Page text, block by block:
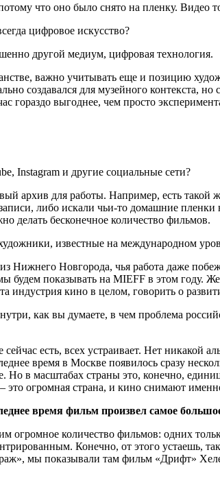
что оно было снято на пленку. Видео
цифровое искусство?
другой медиум, цифровая технология.
важно учитывать еще и позицию
создавался для музейного контекста,
гораздо выгоднее, чем просто
Instagram и другие социальные сети?
архив для работы. Например, есть такой
либо искали чьи-то домашние
делать бесконечное количество фильмов.
известные на международном
Нижнего Новгорода, чья работа даже
будем показывать на MIEFF в этом
индустрия кино в целом, говорить о
как вы думаете, в чем проблема
есть, всех устраивает. Нет
время в Москве появилось сразу
Но в масштабах страны это, конечно,
огромная страна, и кино снимают
время фильм произвел самое
количество фильмов: одних
Конечно, от этого устаешь,
мы показывали там фильм «Дрифт»